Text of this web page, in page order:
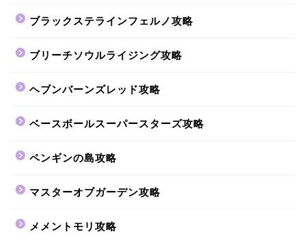
ブラックステラインフェルノ攻略
ブリーチソウルライジング攻略
ヘブンバーンズレッド攻略
ベースボールスーパースターズ攻略
ペンギンの島攻略
マスターオブガーデン攻略
メメントモリ攻略